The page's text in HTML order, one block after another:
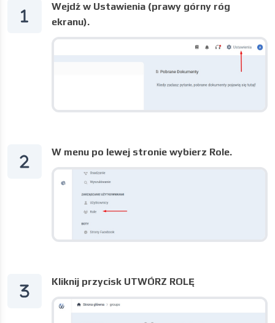
Wejdź w Ustawienia (prawy górny róg
ekranu).
W menu po lewej stronie wybierz Role.
Kliknij przycisk UTWÓRZ ROLĘ